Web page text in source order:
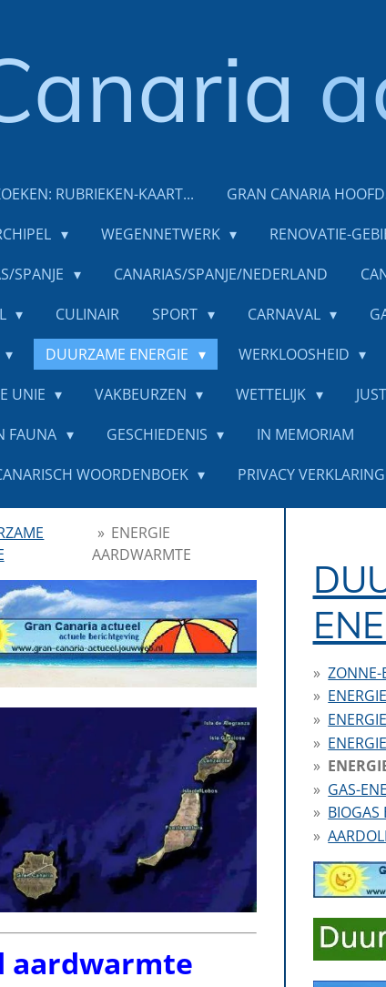
RUBRIEKEN-KAART...
GRAN CANARIA
WEGENNETWERK
RENOVATIE-
SPANJE CANARIAS/SPANJE/NEDERLAND
CULINAIR SPORT CARNAVAL
DUURZAME ENERGIE
WERKLOOSHEID
UNIE VAKBEURZEN WETTELIJK
FAUNA GESCHIEDENIS
IN MEMORIAM
WOORDENBOEK PRIVACY
» ENERGIE
AARDWARMTE
aardwarmte
ZONNE-
GAS-
BIOGAS